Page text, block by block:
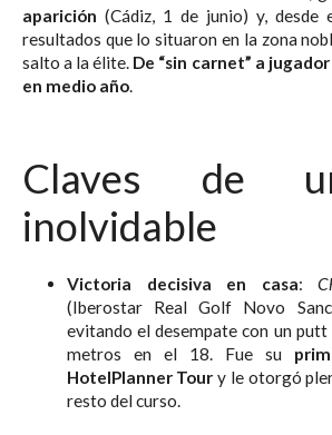
aparición
resultados que lo situaron en la zona noble hasta asegurar el
salto a la élite. De “sin carnet” a
en medio año.
Claves de
inolvidable
Victoria decisiva en casa:
(Iberostar Real Golf Novo
evitando el desempate con un
metros en el 18. Fue su
HotelPlanner Tour y le otorgó
resto del curso.